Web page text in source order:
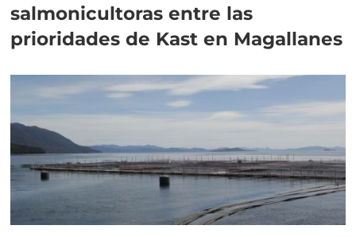
salmonicultoras entre las
prioridades de Kast en Magallanes